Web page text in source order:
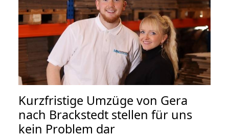
Kurzfristige Umzüge von Gera
nach Brackstedt stellen für uns
kein Problem dar